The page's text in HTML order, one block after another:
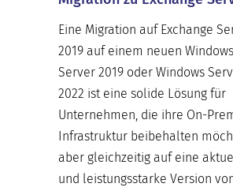
Eine Migration auf Exchange
2019 auf einem neuen Windows
Server 2019 oder Windows
2022 ist eine solide Lösung für
Unternehmen, die ihre On-
Infrastruktur beibehalten
aber gleichzeitig auf eine
und leistungsstarke Version